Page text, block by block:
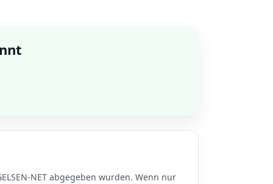
NET abgegeben wurden. Wenn nur